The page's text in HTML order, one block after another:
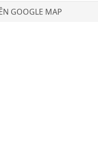
GOOGLE MAP